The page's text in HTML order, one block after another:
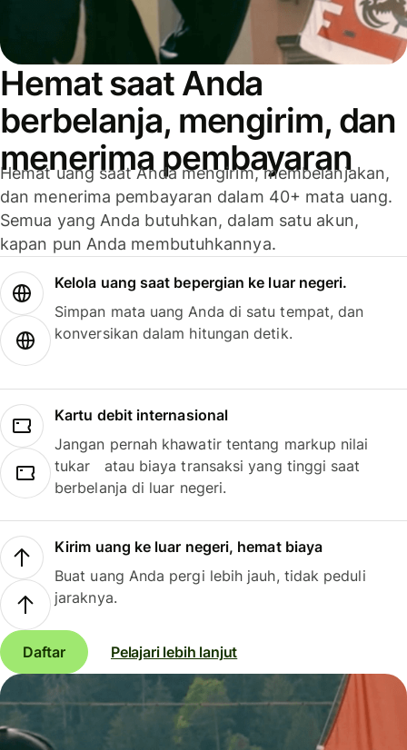
Hemat saat Anda
berbelanja, mengirim, dan
menerima pembayaran
Hemat uang saat Anda mengirim, membelanjakan,
dan menerima pembayaran dalam 40+ mata uang.
Semua yang Anda butuhkan, dalam satu akun,
kapan pun Anda membutuhkannya.
Kelola uang saat bepergian ke luar negeri.
Simpan mata uang Anda di satu tempat, dan
konversikan dalam hitungan detik.
Kartu debit internasional
Jangan pernah khawatir tentang markup nilai
tukar atau biaya transaksi yang tinggi saat
berbelanja di luar negeri.
Kirim uang ke luar negeri, hemat biaya
Buat uang Anda pergi lebih jauh, tidak peduli
jaraknya.
Daftar Pelajari lebih lanjut